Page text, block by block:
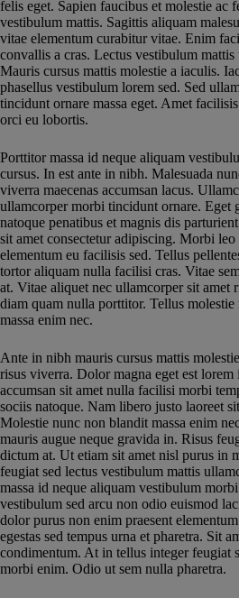
felis eget. Sapien faucibus et molestie ac
vestibulum mattis. Sagittis aliquam
vitae elementum curabitur vitae. Enim
convallis a cras. Lectus vestibulum
Mauris cursus mattis molestie a iaculis.
phasellus vestibulum lorem sed. Sed
tincidunt ornare massa eget. Amet
orci eu lobortis.
Porttitor massa id neque aliquam
cursus. In est ante in nibh. Malesuada
viverra maecenas accumsan lacus.
ullamcorper morbi tincidunt ornare. Eget
natoque penatibus et magnis dis
sit amet consectetur adipiscing. Morbi leo
elementum eu facilisis sed. Tellus
tortor aliquam nulla facilisi cras. Vitae
at. Vitae aliquet nec ullamcorper sit amet
diam quam nulla porttitor. Tellus
massa enim nec.
Ante in nibh mauris cursus mattis
risus viverra. Dolor magna eget est
accumsan sit amet nulla facilisi morbi
sociis natoque. Nam libero justo laoreet
Molestie nunc non blandit massa enim
mauris augue neque gravida in. Risus
dictum at. Ut etiam sit amet nisl purus in
feugiat sed lectus vestibulum mattis
massa id neque aliquam vestibulum
vestibulum sed arcu non odio euismod
dolor purus non enim praesent
egestas sed tempus urna et pharetra. Sit
condimentum. At in tellus integer feugiat
morbi enim. Odio ut sem nulla pharetra.